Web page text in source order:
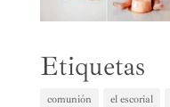
Etiquetas
comunión el escorial